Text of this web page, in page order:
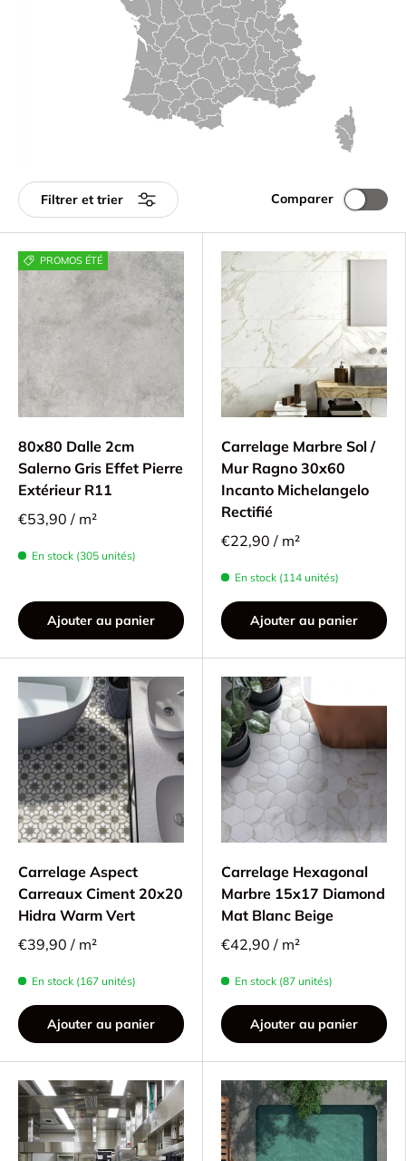
Filtrer et trier Comparer
PROMOS ÉTÉ
80x80 Dalle 2cm
Salerno Gris Effet Pierre
Extérieur R11
€53,90 / m²
En stock (305 unités)
Ajouter au panier
Carrelage Marbre Sol /
Mur Ragno 30x60
Incanto Michelangelo
Rectifié
€22,90 / m²
En stock (114 unités)
Ajouter au panier
Carrelage Aspect
Carreaux Ciment 20x20
Hidra Warm Vert
€39,90 / m²
En stock (167 unités)
Ajouter au panier
Carrelage Hexagonal
Marbre 15x17 Diamond
Mat Blanc Beige
€42,90 / m²
En stock (87 unités)
Ajouter au panier